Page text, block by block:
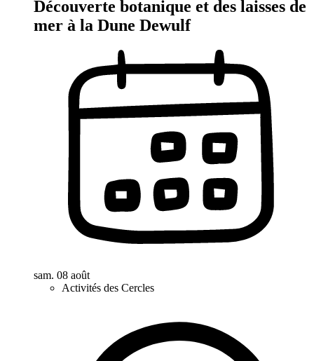
Découverte botanique et des laisses de
mer à la Dune Dewulf
sam. 08 août
Activités des Cercles